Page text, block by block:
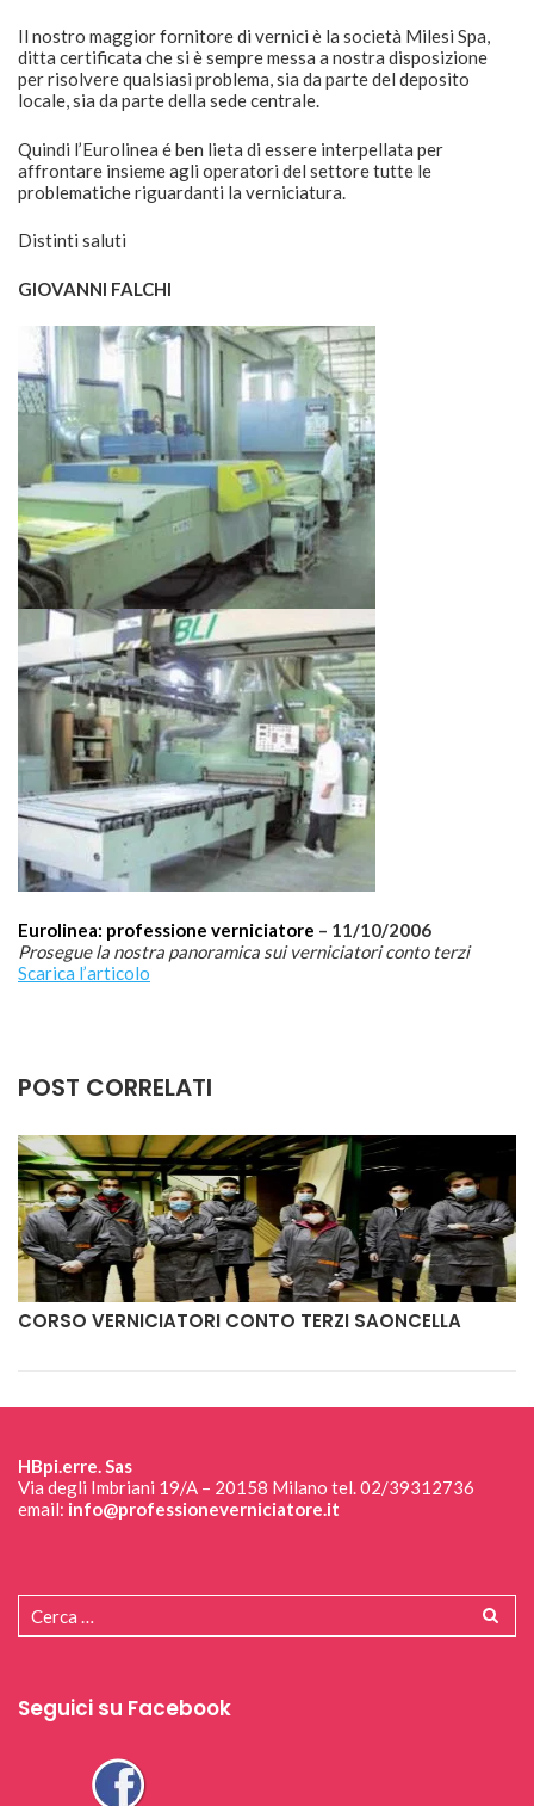
Il nostro maggior fornitore di vernici è la società Milesi Spa,
ditta certificata che si è sempre messa a nostra disposizione
per risolvere qualsiasi problema, sia da parte del deposito
locale, sia da parte della sede centrale.
Quindi l’Eurolinea é ben lieta di essere interpellata per
affrontare insieme agli operatori del settore tutte le
problematiche riguardanti la verniciatura.
Distinti saluti
GIOVANNI FALCHI
Eurolinea: professione verniciatore – 11/10/2006
Prosegue la nostra panoramica sui verniciatori conto terzi
Scarica l’articolo
POST CORRELATI
CORSO VERNICIATORI CONTO TERZI SAONCELLA
HBpi.erre. Sas
Via degli Imbriani 19/A – 20158 Milano tel. 02/39312736
email: info@professioneverniciatore.it
Seguici su Facebook